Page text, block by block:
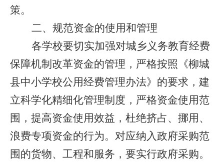
策。
二、规范资金的使用和管理
各学校要切实加强对城乡义务教育经费
保障机制改革资金的管理，严格按照《柳城
县中小学校公用经费管理办法》的要求，建
立科学化精细化管理制度，严格资金使用范
围，提高资金使用效益，杜绝挤占、挪用、
浪费专项资金的行为。对应纳入政府采购范
围的货物、工程和服务，要实行政府采购。